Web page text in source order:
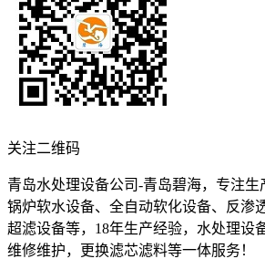
关注二维码
青岛水处理设备公司-青岛碧海，专注生
锅炉软水设备、全自动软化设备、反渗
超滤设备等，18年生产经验，水处理设
维修维护，更换滤芯滤料等一体服务！